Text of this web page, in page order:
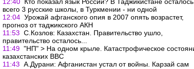
всего 3 русские школы, в Туркмении - ни одной
12:04 Урожай афганского опия в 2007 опять возрастет,
прогноз от таджикского АКН
11:53 С.Козлов: Казахстан. Правительство ушло,
правительство осталось...
11:49 "НП" > На одном крыле. Катастрофическое
казахстанских ВВС
11:43 А.Дурани: Афганистан устал от войны. Карзай сам